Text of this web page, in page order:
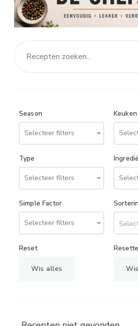
Season Keuken
Type
Simple Factor
Reset
Wis alles